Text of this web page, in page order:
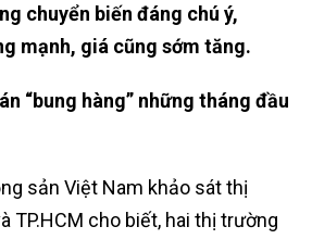
chuyển biến đáng chú ý,
mạnh, giá cũng sớm tăng.
“bung hàng” những tháng đầu
sản Việt Nam khảo sát thị
TP.HCM cho biết, hai thị trường